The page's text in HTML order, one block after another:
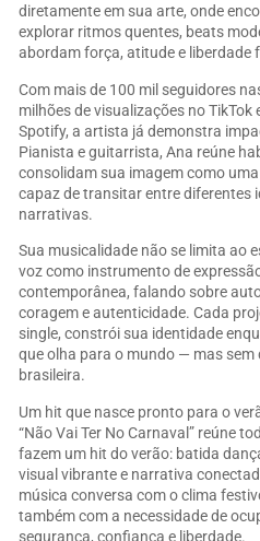
diretamente em sua arte, onde
explorar ritmos quentes, beats
abordam força, atitude e liberdade
Com mais de 100 mil seguidores
milhões de visualizações no TikTok
Spotify, a artista já demonstra
Pianista e guitarrista, Ana reúne
consolidam sua imagem como
capaz de transitar entre diferentes
narrativas.
Sua musicalidade não se limita ao
voz como instrumento de
contemporânea, falando sobre
coragem e autenticidade. Cada
single, constrói sua identidade
que olha para o mundo — mas sem
brasileira.
Um hit que nasce pronto para o
“Não Vai Ter No Carnaval” reúne
fazem um hit do verão: batida
visual vibrante e narrativa
música conversa com o clima
também com a necessidade de
segurança, confiança e liberdade.